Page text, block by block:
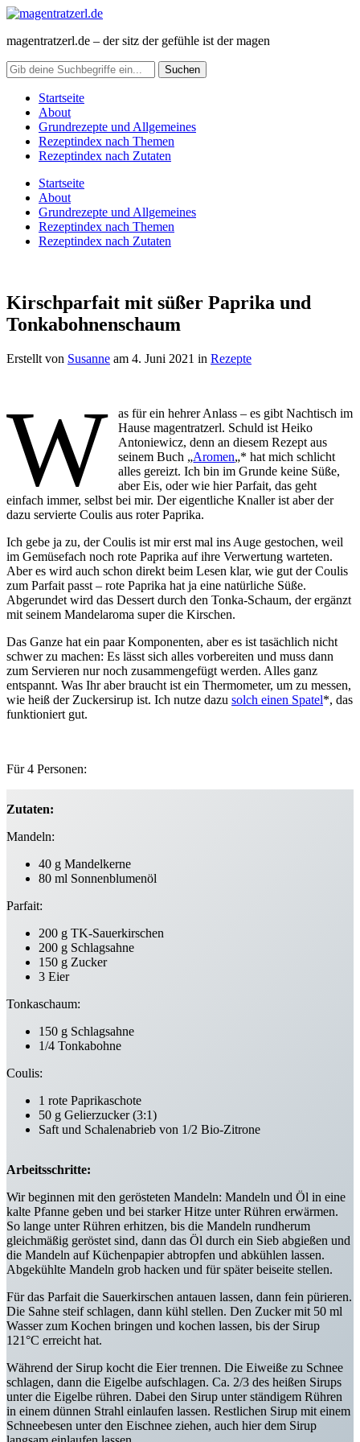
magentratzerl.de – der sitz der gefühle ist der magen
Startseite
About
Grundrezepte und Allgemeines
Rezeptindex nach Themen
Rezeptindex nach Zutaten
Startseite
About
Grundrezepte und Allgemeines
Rezeptindex nach Themen
Rezeptindex nach Zutaten
Kirschparfait mit süßer Paprika und
Tonkabohnenschaum
Erstellt von Susanne am 4. Juni 2021 in Rezepte
W
as für ein hehrer Anlass – es gibt Nachtisch im
Hause magentratzerl. Schuld ist Heiko
Antoniewicz, denn an diesem Rezept aus
seinem Buch „Aromen„* hat mich schlicht
alles gereizt. Ich bin im Grunde keine Süße,
aber Eis, oder wie hier Parfait, das geht
einfach immer, selbst bei mir. Der eigentliche Knaller ist aber der
dazu servierte Coulis aus roter Paprika.
Ich gebe ja zu, der Coulis ist mir erst mal ins Auge gestochen, weil
im Gemüsefach noch rote Paprika auf ihre Verwertung warteten.
Aber es wird auch schon direkt beim Lesen klar, wie gut der Coulis
zum Parfait passt – rote Paprika hat ja eine natürliche Süße.
Abgerundet wird das Dessert durch den Tonka-Schaum, der ergänzt
mit seinem Mandelaroma super die Kirschen.
Das Ganze hat ein paar Komponenten, aber es ist tasächlich nicht
schwer zu machen: Es lässt sich alles vorbereiten und muss dann
zum Servieren nur noch zusammengefügt werden. Alles ganz
entspannt. Was Ihr aber braucht ist ein Thermometer, um zu messen,
wie heiß der Zuckersirup ist. Ich nutze dazu solch einen Spatel*, das
funktioniert gut.
Für 4 Personen:
Zutaten:
Mandeln:
40 g Mandelkerne
80 ml Sonnenblumenöl
Parfait:
200 g TK-Sauerkirschen
200 g Schlagsahne
150 g Zucker
3 Eier
Tonkaschaum:
150 g Schlagsahne
1/4 Tonkabohne
Coulis:
1 rote Paprikaschote
50 g Gelierzucker (3:1)
Saft und Schalenabrieb von 1/2 Bio-Zitrone
Arbeitsschritte:
Wir beginnen mit den gerösteten Mandeln: Mandeln und Öl in eine
kalte Pfanne geben und bei starker Hitze unter Rühren erwärmen.
So lange unter Rühren erhitzen, bis die Mandeln rundherum
gleichmäßig geröstet sind, dann das Öl durch ein Sieb abgießen und
die Mandeln auf Küchenpapier abtropfen und abkühlen lassen.
Abgekühlte Mandeln grob hacken und für später beiseite stellen.
Für das Parfait die Sauerkirschen antauen lassen, dann fein pürieren.
Die Sahne steif schlagen, dann kühl stellen. Den Zucker mit 50 ml
Wasser zum Kochen bringen und kochen lassen, bis der Sirup
121°C erreicht hat.
Während der Sirup kocht die Eier trennen. Die Eiweiße zu Schnee
schlagen, dann die Eigelbe aufschlagen. Ca. 2/3 des heißen Sirups
unter die Eigelbe rühren. Dabei den Sirup unter ständigem Rühren
in einem dünnen Strahl einlaufen lassen. Restlichen Sirup mit einem
Schneebesen unter den Eischnee ziehen, auch hier dem Sirup